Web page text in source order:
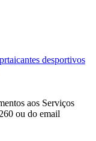
desportivos
aos Serviços
ou do email